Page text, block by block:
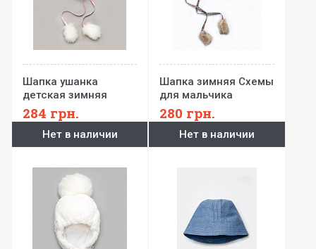
Шапка ушанка
детская зимняя
284 грн.
Нет в наличии
Шапка зимняя Схемы
для мальчика
280 грн.
Нет в наличии